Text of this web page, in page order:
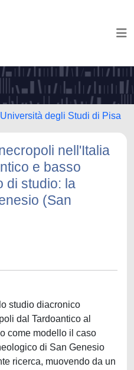
Università degli Studi di Pisa
nell'Italia
e basso
di studio: la
(San
studio diacronico
dal Tardoantico al
come modello il caso
di San Genesio
ricerca, muovendo da un